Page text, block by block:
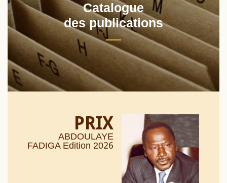
Catalogue
des publications
PRIX
ABDOULAYE
FADIGA Edition 2026